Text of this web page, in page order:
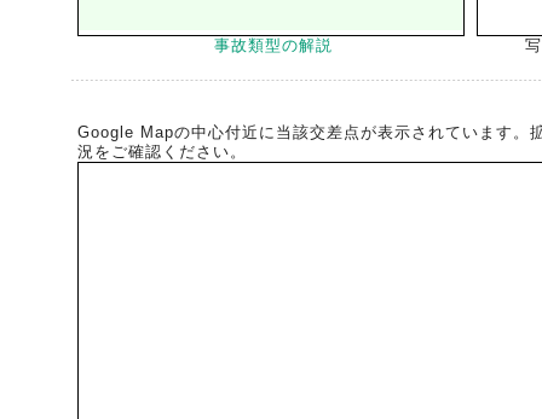
協会各地の活動
通報等窓口 事故類型の解説
Google Mapの中心付近に当該交差点が表示されています。
況をご確認ください。